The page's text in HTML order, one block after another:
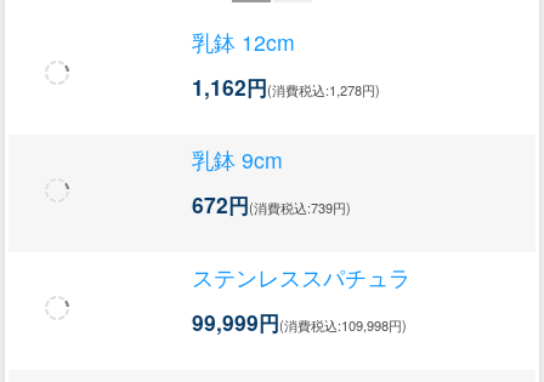
乳鉢 12cm
1,162円(消費税込:1,278円)
乳鉢 9cm
672円(消費税込:739円)
ステンレススパチュラ
99,999円(消費税込:109,998円)